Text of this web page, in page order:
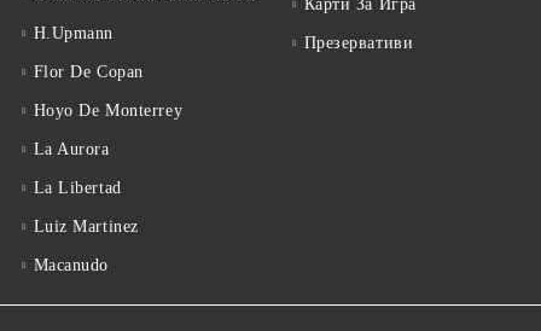
H.Upmann
Flor De Copan
Hoyo De Monterrey
La Aurora
La Libertad
Luiz Martinez
Macanudo
Карти За Игра
Презервативи